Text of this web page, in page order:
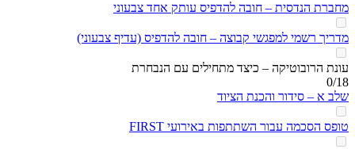
מחברת הנדסית – חובה להדפיס עותק אחד צבעוני
מדריך רשמי למפגשי קבוצה – חובה להדפיס (עדיף צבעוני)
עונת הרובוטיקה – כיצד מתחילים עם הנבחרת
0/18
שלב א – סידור והכנת הציוד
טופס הסכמה עבור השתתפות באירועי FIRST